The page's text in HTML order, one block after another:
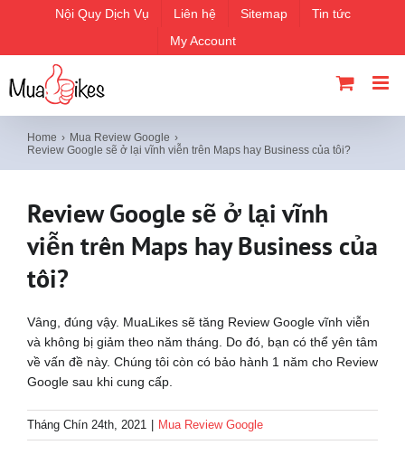
Nội Quy Dịch Vụ Liên hệ Sitemap
Tin tức
My Account
Home
Mua Review Google
Review Google sẽ ở lại vĩnh viễn trên Maps hay Business của tôi?
Review Google sẽ ở lại vĩnh
viễn trên Maps hay Business của
tôi?
Vâng, đúng vậy. MuaLikes sẽ tăng Review Google vĩnh viễn
và không bị giảm theo năm tháng. Do đó, bạn có thể yên tâm
về vấn đề này. Chúng tôi còn có bảo hành 1 năm cho Review
Google sau khi cung cấp.
Tháng Chín 24th, 2021 Mua Review Google